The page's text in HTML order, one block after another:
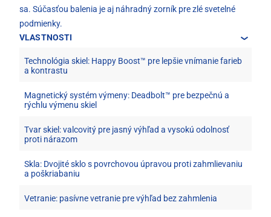
sa. Súčasťou balenia je aj náhradný zorník pre zlé svetelné
podmienky.
VLASTNOSTI
Technológia skiel: Happy Boost™ pre lepšie vnímanie farieb
a kontrastu
Magnetický systém výmeny: Deadbolt™ pre bezpečnú a
rýchlu výmenu skiel
Tvar skiel: valcovitý pre jasný výhľad a vysokú odolnosť
proti nárazom
Skla: Dvojité sklo s povrchovou úpravou proti zahmlievaniu
a poškriabaniu
Vetranie: pasívne vetranie pre výhľad bez zahmlenia